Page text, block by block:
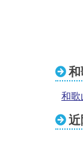
和
和歌
近